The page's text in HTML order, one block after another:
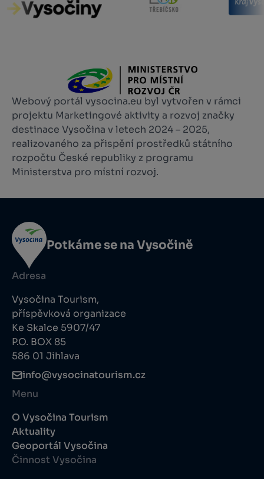
Webový portál vysocina.eu byl vytvořen v rámci
projektu Marketingové aktivity a rozvoj značky
destinace Vysočina v letech 2024 – 2025,
realizovaného za přispění prostředků státního
rozpočtu České republiky z programu
Ministerstva pro místní rozvoj.
Potkáme se na Vysočině
Adresa
Vysočina Tourism,
příspěvková organizace
Ke Skalce 5907/47
P.O. BOX 85
586 01 Jihlava
info@vysocinatourism.cz
Menu
O Vysočina Tourism
Aktuality
Geoportál Vysočina
Činnost Vysočina